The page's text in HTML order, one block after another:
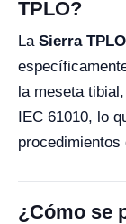
TPLO?
La Sierra
la meseta
IEC 61010, lo
¿Cómo se